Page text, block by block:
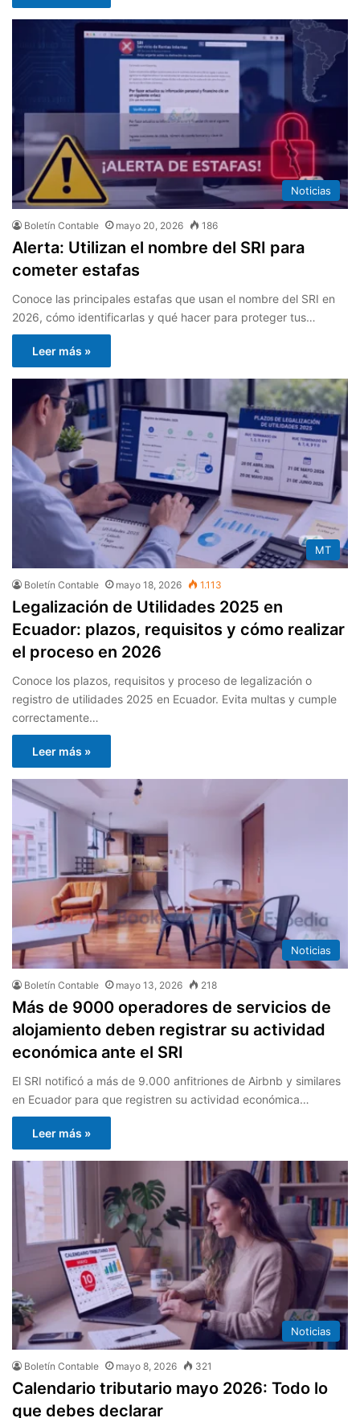
Noticias
Boletín Contable mayo 20, 2026 186
Alerta: Utilizan el nombre del SRI para
cometer estafas
Conoce las principales estafas que usan el nombre del SRI en
2026, cómo identificarlas y qué hacer para proteger tus…
Leer más »
MT
Boletín Contable mayo 18, 2026 1.113
Legalización de Utilidades 2025 en
Ecuador: plazos, requisitos y cómo realizar
el proceso en 2026
Conoce los plazos, requisitos y proceso de legalización o
registro de utilidades 2025 en Ecuador. Evita multas y cumple
correctamente…
Leer más »
Noticias
Boletín Contable mayo 13, 2026 218
Más de 9000 operadores de servicios de
alojamiento deben registrar su actividad
económica ante el SRI
El SRI notificó a más de 9.000 anfitriones de Airbnb y similares
en Ecuador para que registren su actividad económica…
Leer más »
Noticias
Boletín Contable mayo 8, 2026 321
Calendario tributario mayo 2026: Todo lo
que debes declarar